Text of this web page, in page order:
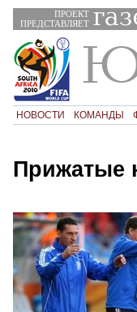
ПРОЕКТ
ПРЕДСТАВЛЯЕТ
НОВОСТИ КОМАНДЫ
Прижатые